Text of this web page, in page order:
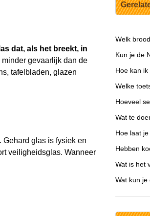
dat, als het breekt, in
gevaarlijk dan de
tafelbladen, glazen
Gehard glas is fysiek en
veiligheidsglas. Wanneer
Welk
Kun je de
Hoe kan
Welke
Hoeveel
Wat te
Hoe laat
Hebben
Wat is het
Wat kun